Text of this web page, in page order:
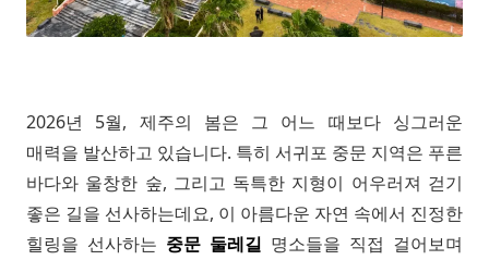
2026년 5월, 제주의 봄은 그 어느 때보다 싱그러운
매력을 발산하고 있습니다. 특히 서귀포 중문 지역은 푸른
바다와 울창한 숲, 그리고 독특한 지형이 어우러져 걷기
좋은 길을 선사하는데요, 이 아름다운 자연 속에서 진정한
힐링을 선사하는 중문 둘레길 명소들을 직접 걸어보며